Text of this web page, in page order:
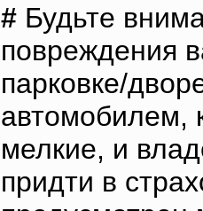
# Будьте
повреждения
парковке/
автомобилем,
мелкие, и
придти в